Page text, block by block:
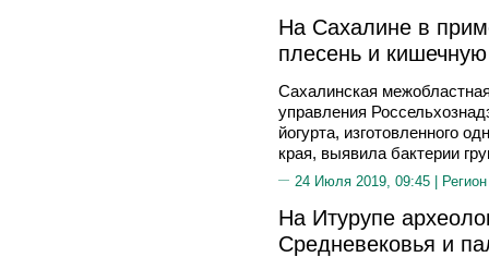
На Сахалине в
плесень и
Сахалинская
управления
йогурта, изготовленного
края, выявила бактерии
24 Июля 2019, 09:45 |
На Итурупе
Средневековья и